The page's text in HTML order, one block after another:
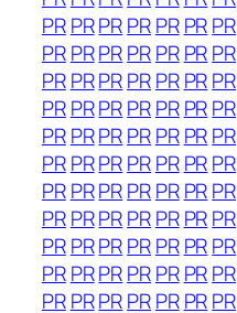
PRPRPRPRPR PRPR
PRPRPRPRPR PRPR
PRPRPRPRPR PRPR
PRPRPRPRPR PRPR
PRPRPRPRPR PRPR
PRPRPRPRPR PRPR
PRPRPRPRPR PRPR
PRPRPRPRPR PRPR
PRPRPRPRPR PRPR
PRPRPRPRPR PRPR
PRPRPRPRPR PRPR